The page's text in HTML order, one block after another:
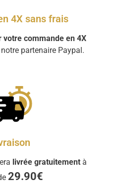
4X sans frais
votre commande en 4X
partenaire Paypal.
livrée gratuitement à
29.90€